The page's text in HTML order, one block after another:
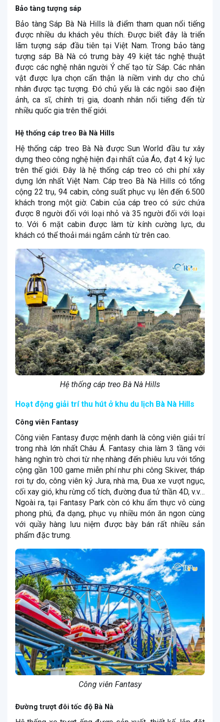
Bảo tàng tượng sáp
Bảo tàng Sáp Bà Nà Hills là điểm tham quan nổi tiếng
được nhiều du khách yêu thích. Được biết đây là triển
lãm tượng sáp đầu tiên tại Việt Nam. Trong bảo tàng
tượng sáp Bà Nà có trưng bày 49 kiệt tác nghệ thuật
được các nghệ nhân người Ý chế tạo từ Sáp. Các nhân
vật được lựa chọn cẩn thận là niềm vinh dự cho chủ
nhân được tạc tượng. Đó chủ yếu là các ngôi sao điện
ảnh, ca sĩ, chính trị gia, doanh nhân nổi tiếng đến từ
nhiều quốc gia trên thế giới.
Hệ thống cáp treo Bà Nà Hills
Hệ thống cáp treo Bà Nà được Sun World đầu tư xây
dựng theo công nghệ hiện đại nhất của Áo, đạt 4 kỷ lục
trên thế giới. Đây là hệ thống cáp treo có chi phí xây
dựng lớn nhất Việt Nam. Cáp treo Bà Nà Hills có tổng
cộng 22 trụ, 94 cabin, công suất phục vụ lên đến 6.500
khách trong một giờ. Cabin của cáp treo có sức chứa
được 8 người đối với loại nhỏ và 35 người đối với loại
to. Với 6 mặt cabin được làm từ kính cường lực, du
khách có thể thoải mái ngắm cảnh từ trên cao.
Hệ thống cáp treo Bà Nà Hills
Hoạt động giải trí thu hút ở khu du lịch Bà Nà Hills
Công viên Fantasy
Công viên Fantasy được mệnh danh là công viên giải trí
trong nhà lớn nhất Châu Á. Fantasy chia làm 3 tầng với
hàng nghìn trò chơi từ nhẹ nhàng đến phiêu lưu với tổng
cộng gần 100 game miễn phí như phi công Skiver, tháp
rơi tự do, công viên kỷ Jura, nhà ma, Đua xe vượt ngục,
cối xay gió, khu rừng cổ tích, đường đua tử thần 4D, v.v…
Ngoài ra, tại Fantasy Park còn có khu ẩm thực vô cùng
phong phú, đa dạng, phục vụ nhiều món ăn ngon cùng
với quầy hàng lưu niệm được bày bán rất nhiều sản
phẩm đặc trưng.
Công viên Fantasy
Đường trượt đôi tốc độ Bà Nà